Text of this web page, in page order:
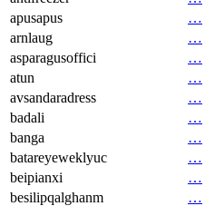
apusapus
…
arnlaug
…
asparagusoffici
…
atun
…
avsandaradress
…
badali
…
banga
…
batareyeweklyuc
…
beipianxi
…
besilipqalghanm
…